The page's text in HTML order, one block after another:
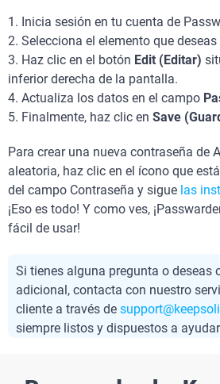
1. Inicia sesión en tu cuenta de
2. Selecciona el elemento que
3. Haz clic en el botón Edit (Editar)
inferior derecha de la pantalla.
4. Actualiza los datos en el campo
5. Finalmente, haz clic en Save
Para crear una nueva contraseña de
aleatoria, haz clic en el ícono que
del campo Contraseña y sigue las
¡Eso es todo! Y como ves,
fácil de usar!
Si tienes alguna pregunta o deseas
adicional, contacta con nuestro
cliente a través de
siempre listos y dispuestos a